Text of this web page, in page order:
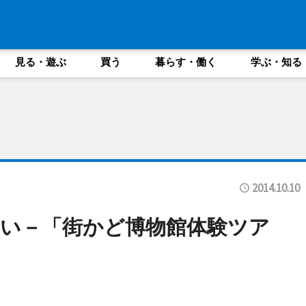
見る・遊ぶ 買う 暮らす・働く 学ぶ・知る
2014.10.10
－「街かど博物館体験ツア